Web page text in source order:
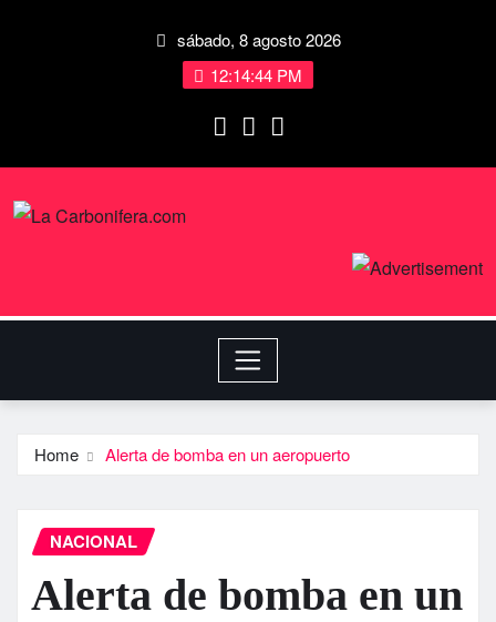
sábado, 8 agosto 2026
12:14:44 PM
Home Alerta de bomba en un aeropuerto
NACIONAL
Alerta de bomba en un